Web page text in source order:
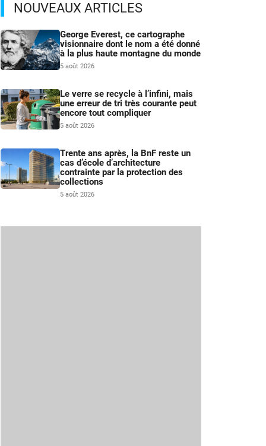
NOUVEAUX ARTICLES
George Everest, ce cartographe
visionnaire dont le nom a été donné
à la plus haute montagne du monde
5 août 2026
Le verre se recycle à l’infini, mais
une erreur de tri très courante peut
encore tout compliquer
5 août 2026
Trente ans après, la BnF reste un
cas d’école d’architecture
contrainte par la protection des
collections
5 août 2026